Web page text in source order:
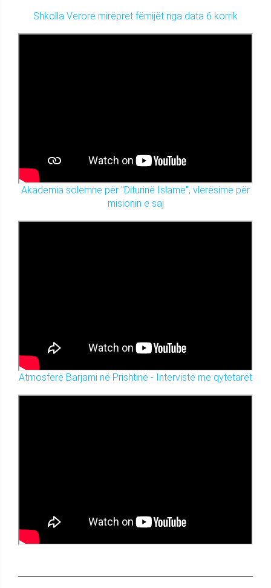
Shkolla Verore mirëpret fëmijët nga data 6 korrik
Akademia solemne për "Diturinë Islame", vlerësime për
misionin e saj
Atmosferë Barjami në Prishtinë - Intervistë me qytetarët